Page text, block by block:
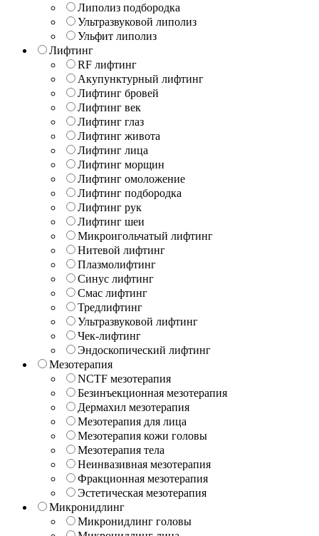
Липолиз подбородка
Ультразвуковой липолиз
Ульфит липолиз
Лифтинг
RF лифтинг
Акупунктурный лифтинг
Лифтинг бровей
Лифтинг век
Лифтинг глаз
Лифтинг живота
Лифтинг лица
Лифтинг морщин
Лифтинг омоложение
Лифтинг подбородка
Лифтинг рук
Лифтинг шеи
Микроигольчатый лифтинг
Нитевой лифтинг
Плазмолифтинг
Синус лифтинг
Смас лифтинг
Тредлифтинг
Ультразвуковой лифтинг
Чек-лифтинг
Эндоскопический лифтинг
Мезотерапия
NCTF мезотерапия
Безинъекционная мезотерапия
Дермахил мезотерапия
Мезотерапия для лица
Мезотерапия кожи головы
Мезотерапия тела
Неинвазивная мезотерапия
Фракционная мезотерапия
Эстетическая мезотерапия
Микронидлинг
Микронидлинг головы